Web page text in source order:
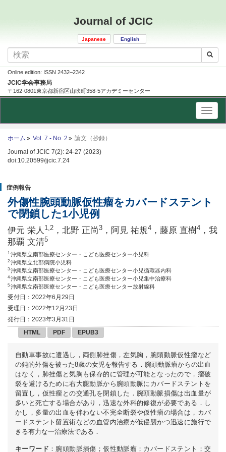
Journal of JCIC
Japanese English
Online edition: ISSN 2432–2342
JCIC学会事務局
〒162-0801東京都新宿区山吹町358-5アカデミーセンター
ホーム Vol. 7 - No. 2
論文（抄録）
Journal of JCIC 7(2): 24-27 (2023)
doi:10.20599/jjcic.7.24
症例報告
外傷性腕頭動脈仮性瘤をカバードステント
で閉鎖した1小児例
伊元 栄人 1,2 ，北野 正尚3 ，阿見 祐規4 ，藤原 直樹4 ，我
那覇 文清5
1 沖縄県立南部医療センター・こども医療センター小児科
2 沖縄県立北部病院小児科
3 沖縄県立南部医療センター・こども医療センター小児循環器内科
4 沖縄県立南部医療センター・こども医療センター小児集中治療科
5 沖縄県立南部医療センター・こども医療センター放射線科
受付日：2022年6月29日
受理日：2022年12月23日
発行日：2023年3月31日
HTML
PDF EPUB3
自動車事故に遭遇し，両側肺挫傷，左気胸，腕頭動脈仮性瘤など
の鈍的外傷を被った8歳の女児を報告する．腕頭動脈瘤からの出血
はなく，肺挫傷と気胸も保存的に管理が可能となったので，瘤破
裂を避けるために右大腿動脈から腕頭動脈にカバードステントを
留置し，仮性瘤との交通孔を閉鎖した．腕頭動脈損傷は出血量が
多いと死亡する場合があり，迅速な外科的修復が必要である．し
かし，多量の出血を伴わない不完全断裂や仮性瘤の場合は，カバ
ードステント留置術などの血管内治療が低侵襲かつ迅速に施行で
きる有力な一治療法である．
キーワード ：腕頭動脈損傷；仮性動脈瘤；カバードステント；交